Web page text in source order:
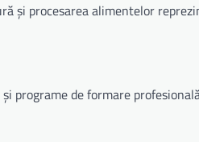
și procesarea alimentelor
programe de formare